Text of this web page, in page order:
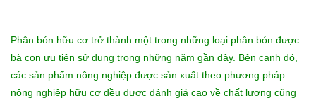
Phân bón hữu cơ trở thành một trong những loại phân bón được
bà con ưu tiên sử dụng trong những năm gần đây. Bên cạnh đó,
các sản phẩm nông nghiệp được sản xuất theo phương pháp
nông nghiệp hữu cơ đều được đánh giá cao về chất lượng cũng